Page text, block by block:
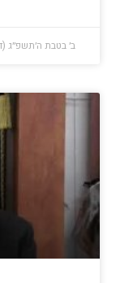
ב׳ בטבת ה׳תשפ״ג (דצמבר